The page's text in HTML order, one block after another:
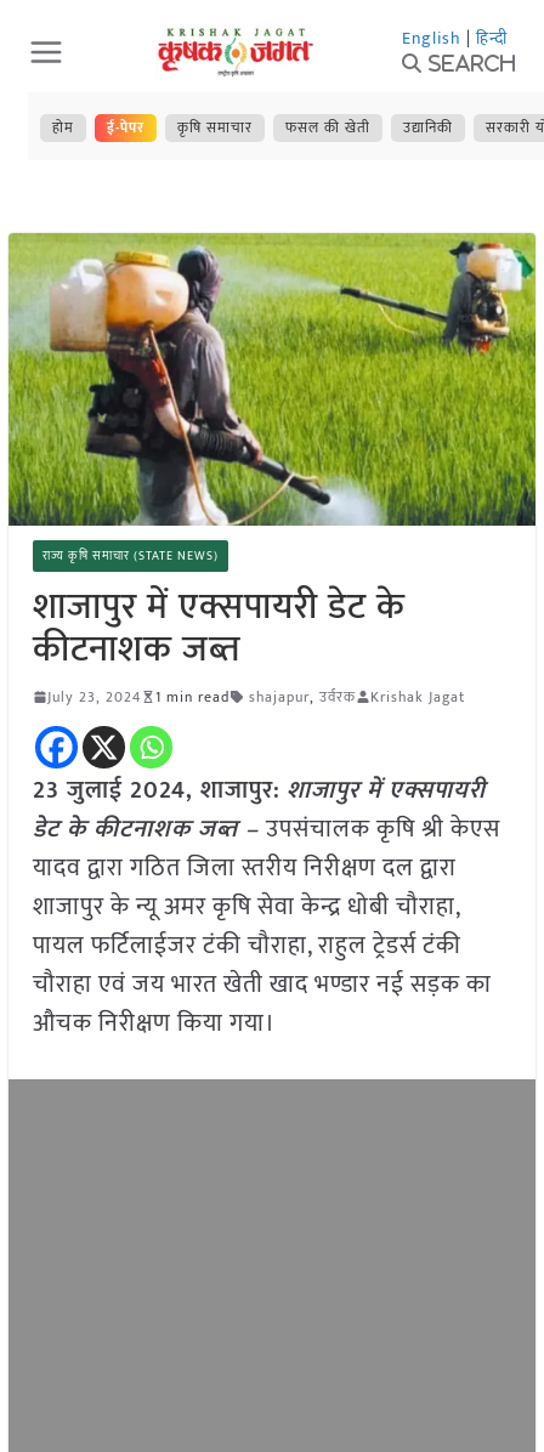
Skip
to
content
English | हिन्दी
Search
होम ई-पेपर कृषि समाचार फसल की खेती उद्यानिकी सरकारी
राज्य कृषि समाचार (STATE NEWS)
शाजापुर में एक्सपायरी डेट के
कीटनाशक जब्त
July 23, 2024 1 min read shajapur, उर्वरक Krishak Jagat
23 जुलाई 2024, शाजापुर: शाजापुर में एक्सपायरी
डेट के कीटनाशक जब्त –उपसंचालक कृषि श्री केएस
यादव द्वारा गठित जिला स्तरीय निरीक्षण दल द्वारा
शाजापुर के न्यू अमर कृषि सेवा केन्द्र धोबी चौराहा,
पायल फर्टिलाईजर टंकी चौराहा, राहुल ट्रेडर्स टंकी
चौराहा एवं जय भारत खेती खाद भण्डार नई सड़क का
औचक निरीक्षण किया गया।